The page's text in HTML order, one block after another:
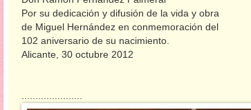
Por su dedicación y difusión de la vida y obra
de Miguel Hernández en conmemoración del
102 aniversario de su nacimiento.
Alicante, 30 octubre 2012
......................